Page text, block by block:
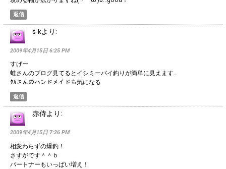
返信
s-kより:
2009年4月15日 6:25 PM
すげー
蛙さんのブログ見てるとイシミーバイ釣りが簡単に見えます…
ﾀｶさんのハンドメイドも気になる
返信
赤侍より:
2009年4月15日 7:26 PM
相変わらずの爆釣！
さすがです＾＾ｂ
パートナーもいっぱい増え！